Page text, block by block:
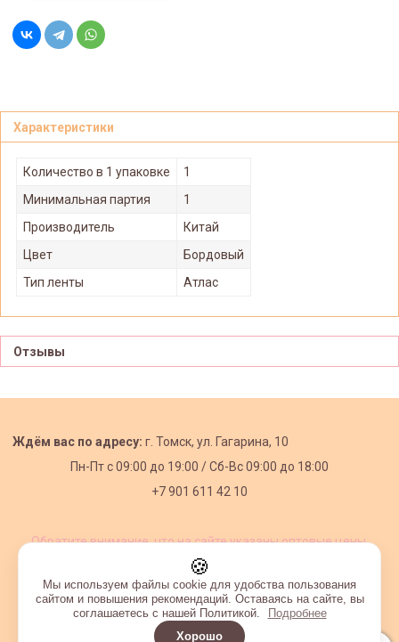
Характеристики
Количество в 1 упаковке
1
Минимальная партия
1
Производитель
Китай
Цвет
Бордовый
Тип ленты
Атлас
Отзывы
Ждём вас по адресу: г. Томск, ул. Гагарина, 10
Пн-Пт с09:00 до 19:00 /Сб-Вс 09:00 до 18:00
+7 901 611 42 10
Обратите внимание, что на сайте указаны оптовые цены,
🍪
Мы используем файлы cookie для удобства пользования
сайтом и повышения рекомендаций. Оставаясь на сайте, вы
соглашаетесь с нашей Политикой.
Подробнее
Хорошо